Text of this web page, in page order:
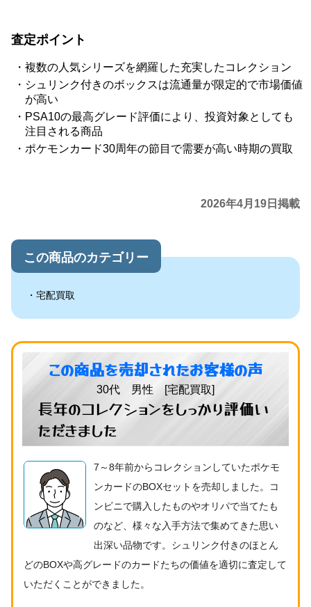
査定ポイント
複数の人気シリーズを網羅した充実したコレクション
シュリンク付きのボックスは流通量が限定的で市場価値
が高い
PSA10の最高グレード評価により、投資対象としても
注目される商品
ポケモンカード30周年の節目で需要が高い時期の買取
2026年4月19日掲載
この商品のカテゴリー
宅配買取
この商品を売却されたお客様の声
30代 男性 [宅配買取]
長年のコレクションをしっかり評価い
ただきました
7～8年前からコレクションしていたポケモ
ンカードのBOXセットを売却しました。コ
ンビニで購入したものやオリパで当てたも
のなど、様々な入手方法で集めてきた思い
出深い品物です。シュリンク付きのほとん
どのBOXや高グレードのカードたちの価値を適切に査定して
いただくことができました。